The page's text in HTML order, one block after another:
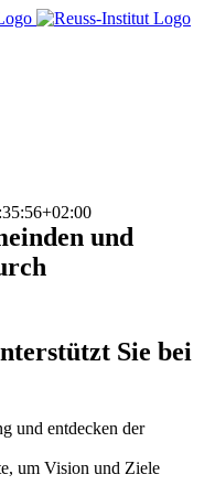
und
Sie bei
und entdecken der
um Vision und Ziele